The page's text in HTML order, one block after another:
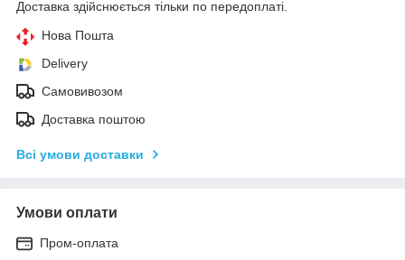
Доставка здійснюється тільки по передоплаті.
Нова Пошта
Delivery
Самовивозом
Доставка поштою
Всі умови доставки
Умови оплати
Пром-оплата